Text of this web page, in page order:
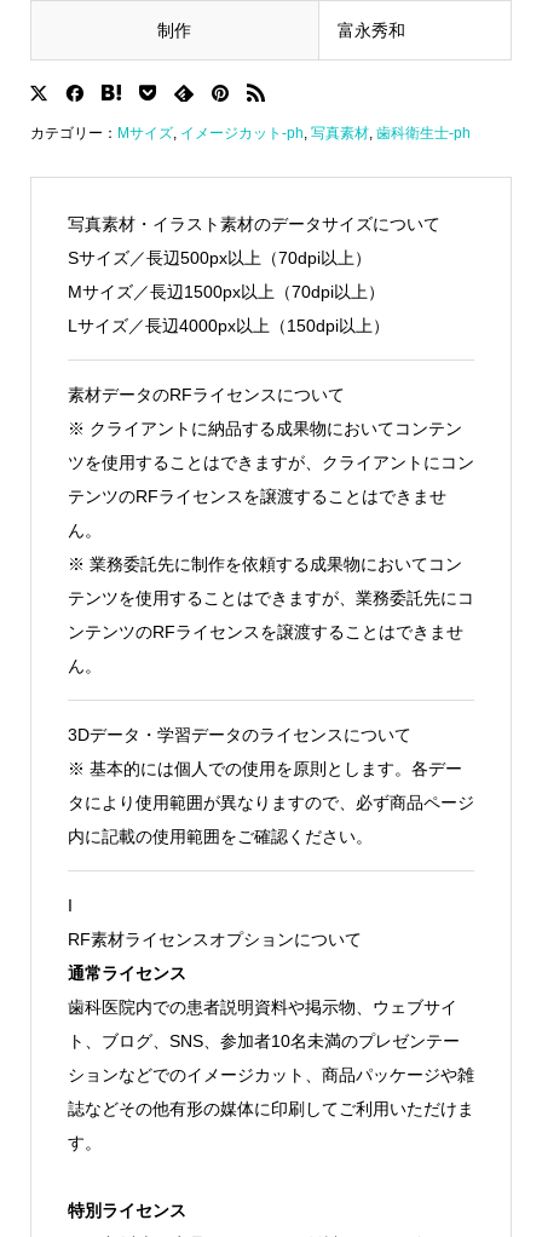
制作 富永秀和
カテゴリー： Mサイズ, イメージカット-ph, 写真素材, 歯科衛生士-ph
写真素材・イラスト素材のデータサイズについて
Sサイズ／長辺500px以上（70dpi以上）
Mサイズ／長辺1500px以上（70dpi以上）
Lサイズ／長辺4000px以上（150dpi以上）
素材データのRFライセンスについて
※ クライアントに納品する成果物においてコンテン
ツを使用することはできますが、クライアントにコン
テンツのRFライセンスを譲渡することはできませ
ん。
※ 業務委託先に制作を依頼する成果物においてコン
テンツを使用することはできますが、業務委託先にコ
ンテンツのRFライセンスを譲渡することはできませ
ん。
3Dデータ・学習データのライセンスについて
※ 基本的には個人での使用を原則とします。各デー
タにより使用範囲が異なりますので、必ず商品ページ
内に記載の使用範囲をご確認ください。
I
RF素材ライセンスオプションについて
通常ライセンス
歯科医院内での患者説明資料や掲示物、ウェブサイ
ト、ブログ、SNS、参加者10名未満のプレゼンテー
ションなどでのイメージカット、商品パッケージや雑
誌などその他有形の媒体に印刷してご利用いただけま
す。
特別ライセンス